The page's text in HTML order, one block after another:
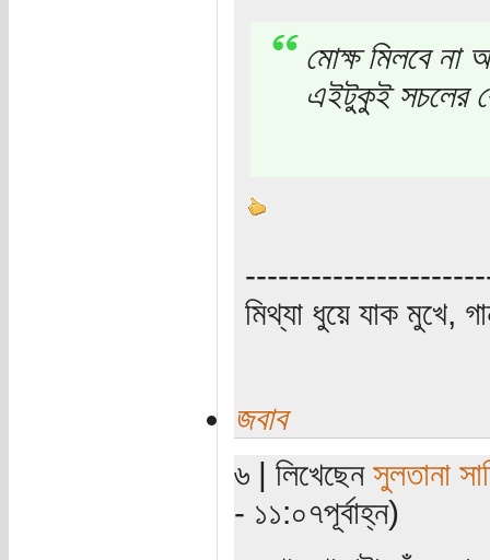
মোক্ষ মিলবে না
এইটুকুই সচলের
মিথ্যা ধুয়ে যাক মুখে,
জবাব
৬ | লিখেছেন সুলতানা
- ১১:০৭পূর্বাহ্ন)